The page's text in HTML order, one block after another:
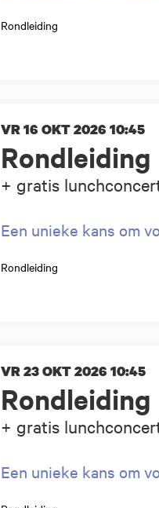
Rondleiding
Rondleiding
+ gratis
VR 16 OKT 2026 10:45
Een unieke kans om
Rondleiding
Rondleiding
+ gratis
VR 23 OKT 2026 10:45
Een unieke kans om